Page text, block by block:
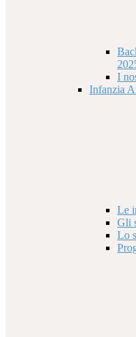
I
Infanzia
Le
Gli
Lo